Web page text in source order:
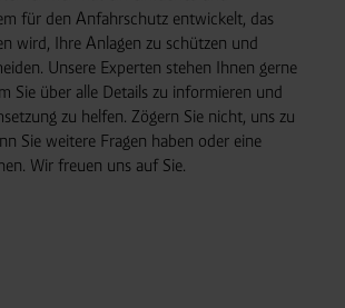
für den Anfahrschutz entwickelt, das
wird, Ihre Anlagen zu schützen und
Unsere Experten stehen Ihnen gerne
Sie über alle Details zu informieren und
zu helfen. Zögern Sie nicht, uns zu
Sie weitere Fragen haben oder eine
Wir freuen uns auf Sie.